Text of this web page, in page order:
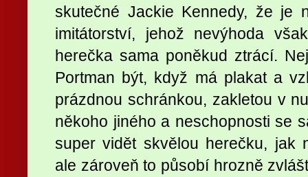
skutečné Jackie Kennedy, že je
imitátorství, jehož nevýhoda
herečka sama poněkud ztrácí.
Portman být, když má plakat a
prázdnou schránkou, zakletou v
někoho jiného a neschopnosti se
super vidět skvělou herečku, jak
ale zároveň to působí hrozně